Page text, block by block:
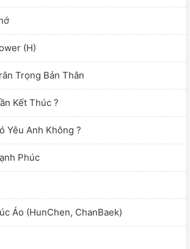
(H)
Trọng Bản Thân
Kết Thúc ?
Yêu Anh Không ?
Phúc
Áo (HunChen, ChanBaek)